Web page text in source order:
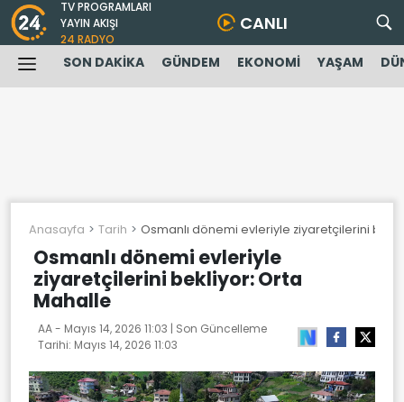
TV PROGRAMLARI
YAYIN AKIŞI
24 RADYO
CANLI
SON DAKİKA GÜNDEM EKONOMİ YAŞAM
Anasayfa Tarih Osmanlı dönemi evleriyle ziyaretçilerini
Osmanlı dönemi evleriyle
ziyaretçilerini bekliyor: Orta
Mahalle
AA - Mayıs 14, 2026 11:03 | Son Güncelleme
Tarihi: Mayıs 14, 2026 11:03